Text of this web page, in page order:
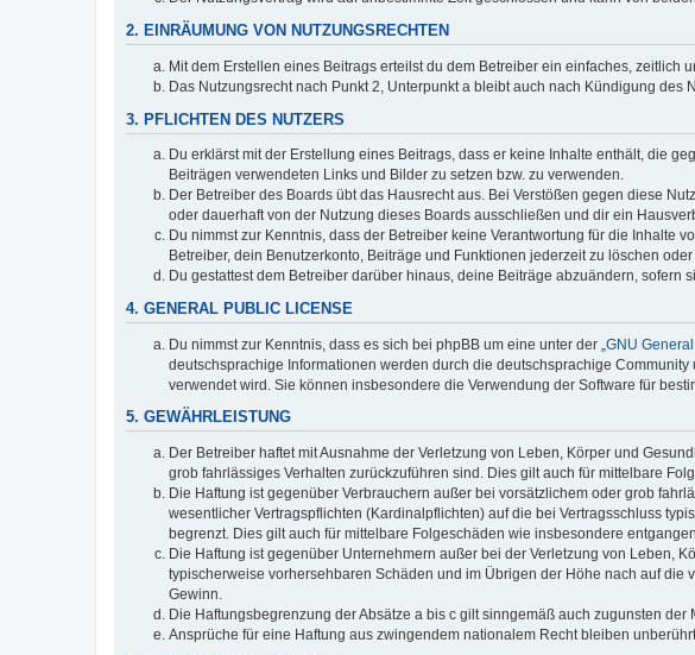
2. EINRÄUMUNG VON NUTZUNGSRECHTEN
Mit dem Erstellen eines Beitrags erteilst du dem Betreiber ein einfaches,
Das Nutzungsrecht nach Punkt 2, Unterpunkt a bleibt auch nach Kündigung des
3. PFLICHTEN DES NUTZERS
Du erklärst mit der Erstellung eines Beitrags, dass er keine Inhalte enthält, die
Beiträgen verwendeten Links und Bilder zu setzen bzw. zu verwenden.
Der Betreiber des Boards übt das Hausrecht aus. Bei Verstößen gegen diese
oder dauerhaft von der Nutzung dieses Boards ausschließen und dir ein
Du nimmst zur Kenntnis, dass der Betreiber keine Verantwortung für die Inhalte
Betreiber, dein Benutzerkonto, Beiträge und Funktionen jederzeit zu löschen
Du gestattest dem Betreiber darüber hinaus, deine Beiträge abzuändern,
4. GENERAL PUBLIC LICENSE
Du nimmst zur Kenntnis, dass es sich bei phpBB um eine unter der „ GNU
deutschsprachige Informationen werden durch die deutschsprachige Community
verwendet wird. Sie können insbesondere die Verwendung der Software für
5. GEWÄHRLEISTUNG
Der Betreiber haftet mit Ausnahme der Verletzung von Leben, Körper und
grob fahrlässiges Verhalten zurückzuführen sind. Dies gilt auch für mittelbare
Die Haftung ist gegenüber Verbrauchern außer bei vorsätzlichem oder grob
wesentlicher Vertragspflichten (Kardinalpflichten) auf die bei Vertragsschluss
begrenzt. Dies gilt auch für mittelbare Folgeschäden wie insbesondere
Die Haftung ist gegenüber Unternehmern außer bei der Verletzung von Leben,
typischerweise vorhersehbaren Schäden und im Übrigen der Höhe nach auf
Gewinn.
Die Haftungsbegrenzung der Absätze a bis c gilt sinngemäß auch zugunsten
Ansprüche für eine Haftung aus zwingendem nationalem Recht bleiben